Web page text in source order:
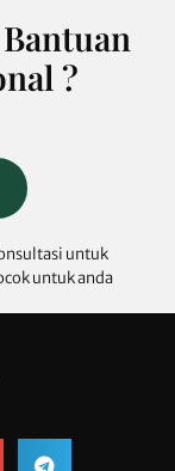
?
untuk
untuk anda